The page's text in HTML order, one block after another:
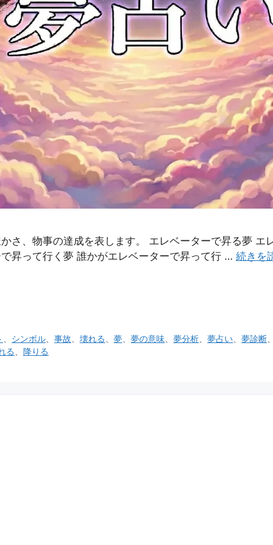
さ、物事の達成を表します。 エレベーターで昇る夢 エ
昇って行く夢 誰かがエレベーターで昇って行 … 続きを
、 シンボル、事故、壊れる、夢、夢の意味、夢分析、夢占い、夢診断
る、 降りる